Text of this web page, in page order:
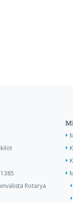
Rotarya